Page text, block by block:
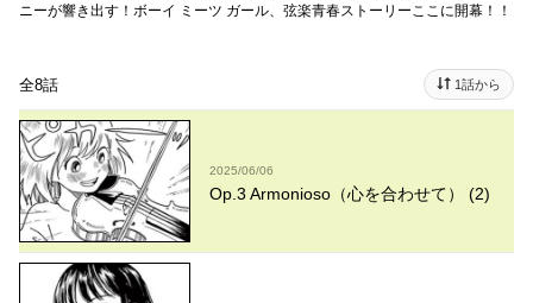
ニーが響き出す！ボーイ ミーツ ガール、弦楽青春ストーリーここに開幕！！
全8話 1話から
2025/06/06
Op.3 Armonioso（心を合わせて） (2)